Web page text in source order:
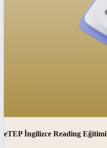
eTEP İngilizce Reading Eğitimi